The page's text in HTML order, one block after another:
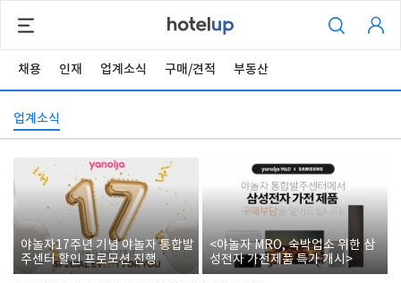
채용 인재 업계소식 구매/견적 부동산
업계소식
야놀자17주년 기념 야놀자 통합발
주센터 할인 프로모션 진행
<야놀자 MRO, 숙박업소 위한 삼
성전자 가전제품 특가 개시>